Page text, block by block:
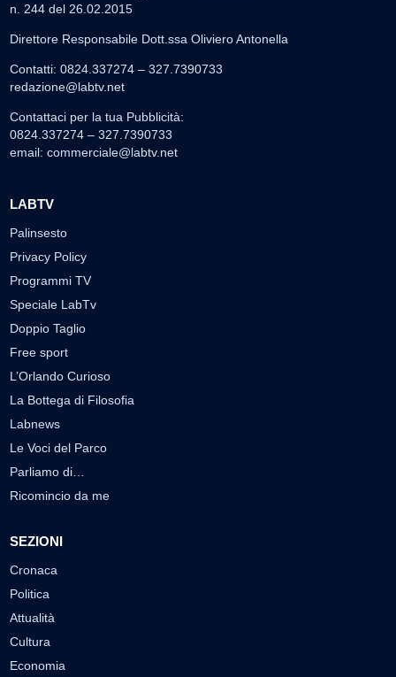
n. 244 del 26.02.2015
Direttore Responsabile Dott.ssa Oliviero Antonella
Contatti: 0824.337274 – 327.7390733
redazione@labtv.net
Contattaci per la tua Pubblicità:
0824.337274 – 327.7390733
email: commerciale@labtv.net
LABTV
Palinsesto
Privacy Policy
Programmi TV
Speciale LabTv
Doppio Taglio
Free sport
L’Orlando Curioso
La Bottega di Filosofia
Labnews
Le Voci del Parco
Parliamo di…
Ricomincio da me
SEZIONI
Cronaca
Politica
Attualità
Cultura
Economia